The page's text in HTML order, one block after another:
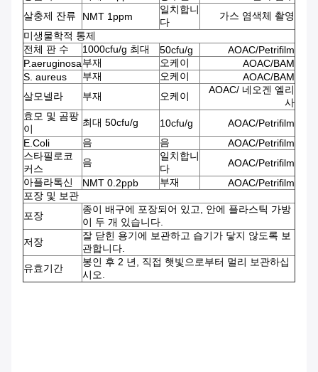
살충제 잔류
NMT 1ppm
일치합니
다
가스 염색체 촬영
미생물학적 통제
전체 판 수
1000cfu/g 최대 50cfu/g
AOAC/Petrifilm
P.aeruginosa부재 오케이
AOAC/BAM
S. aureus
부재 오케이
AOAC/BAM
살모넬라
부재 오케이
AOAC/ 네오겐 엘리
사
효모 및 곰팡
이
최대 50cfu/g 10cfu/g
AOAC/Petrifilm
E.Coli
음 음
AOAC/Petrifilm
스타필로코
커스
음
일치합니
다
AOAC/Petrifilm
아플라톡신
NMT 0.2ppb 부재
AOAC/Petrifilm
포장 및 보관
포장
종이 배구에 포장되어 있고, 안에 플라스틱 가방
이 두 개 있습니다.
저장
잘 닫힌 용기에 보관하고 습기가 닿지 않도록 보
관합니다.
유효기간
봉인 후 2 년, 직접 햇빛으로부터 멀리 보관하십
시오.